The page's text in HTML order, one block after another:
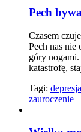
Pech
Czasem
Pech nas nie
góry
katastrofę,
Tagi:
zauroczenie